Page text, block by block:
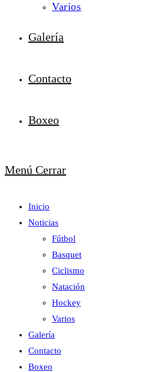
Varios
Galería
Contacto
Boxeo
Menú Cerrar
Inicio
Noticias
Fútbol
Basquet
Ciclismo
Natación
Hockey
Varios
Galería
Contacto
Boxeo